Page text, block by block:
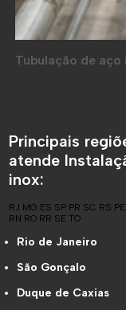
Tubulação de aço
Principais
atende
inox:
RJ MG ES SP PR SC RS PE
RN RO RR SE TO
Rio de Janeiro
São Gonçalo
Duque de Caxias